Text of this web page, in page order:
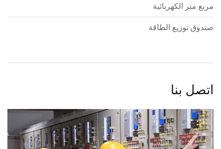
مربع متر الكهربائية
صندوق توزيع الطاقة
اتصل بنا